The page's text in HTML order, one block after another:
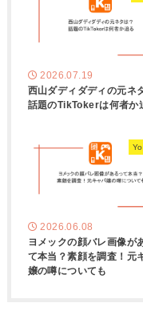
2026.07.19
西山ダディダディの元ネ
話題のTikTokerは何者か
2026.06.08
ヨメックの顔バレ画像が
て本当？素顔を調査！元
嬢の噂についても